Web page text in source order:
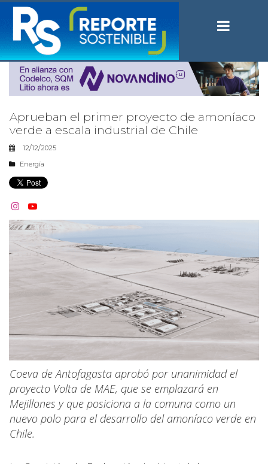
Aprueban el primer proyecto de amoníaco
verde a escala industrial de Chile
12/12/2025
Energía
 
Coeva de Antofagasta aprobó por unanimidad el
proyecto Volta de MAE, que se emplazará en
Mejillones y que posiciona a la comuna como un
nuevo polo para el desarrollo del amoníaco verde en
Chile.